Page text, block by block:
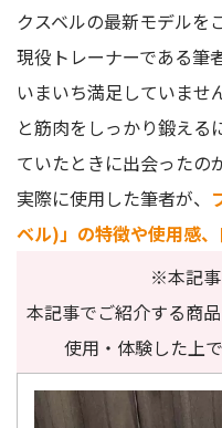
クスベルの最新モデルを
現役トレーナーである筆
いまいち満足していませ
と筋肉をしっかり鍛える
ていたときに出会ったの
実際に使用した筆者が、
ベル)」の特徴や使用感
※本記
本記事でご紹介する商
使用・体験した上